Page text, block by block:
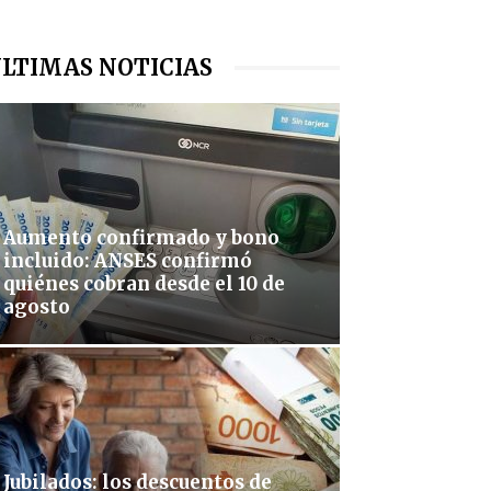
NOTICIAS
Aumento confirmado y bono
incluido: ANSES confirmó
quiénes cobran desde el 10 de
agosto
Jubilados: los descuentos de